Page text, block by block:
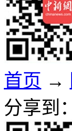
首页 →
分享到：